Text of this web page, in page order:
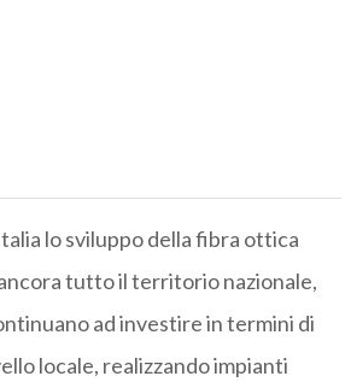
lo sviluppo della fibra ottica
tutto il territorio nazionale,
ad investire in termini di
locale, realizzando impianti